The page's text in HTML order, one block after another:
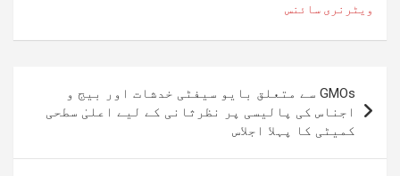
ویٹرنری سائنس
کی
نیویگیشن
GMOs سے متعلق بایو سیفٹی خدشات اور بیج و
اجناس کی پالیسی پر نظرثانی کے لیے اعلیٰ سطحی
کمیٹی کا پہلا اجلاس